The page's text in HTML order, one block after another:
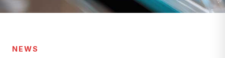
NEWS